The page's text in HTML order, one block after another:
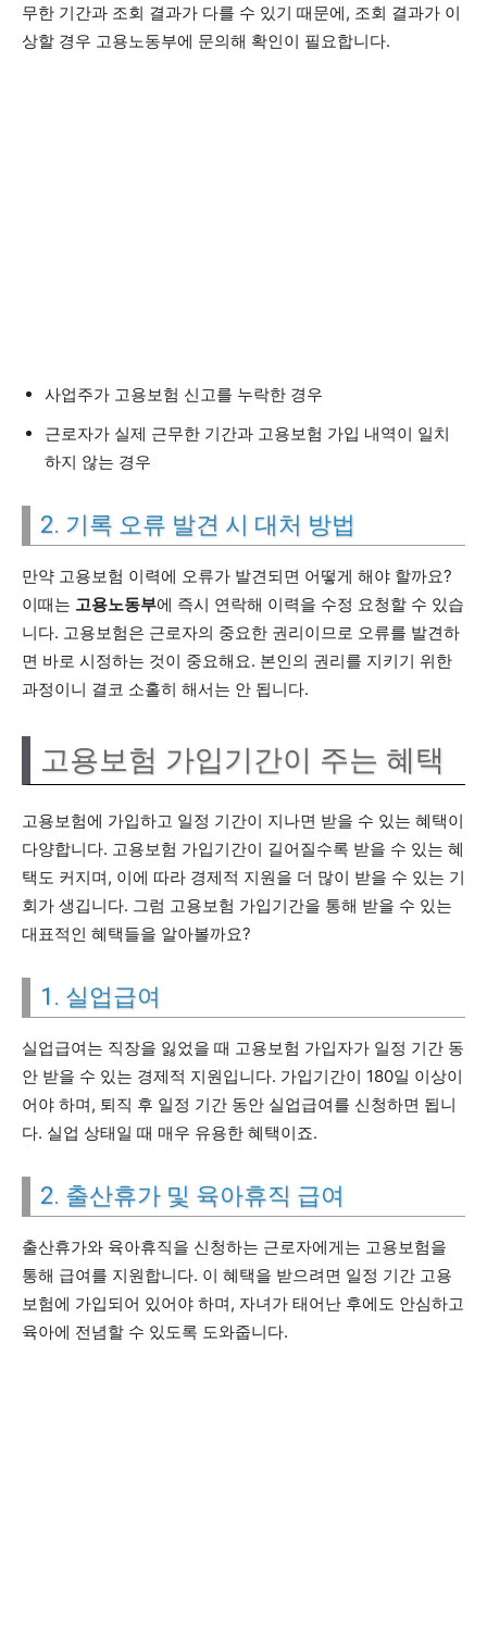
무한 기간과 조회 결과가 다를 수 있기 때문에, 조회 결과가 이
상할 경우 고용노동부에 문의해 확인이 필요합니다.
사업주가 고용보험 신고를 누락한 경우
근로자가 실제 근무한 기간과 고용보험 가입 내역이 일치
하지 않는 경우
2. 기록 오류 발견 시 대처 방법
만약 고용보험 이력에 오류가 발견되면 어떻게 해야 할까요?
이때는 고용노동부에 즉시 연락해 이력을 수정 요청할 수 있습
니다. 고용보험은 근로자의 중요한 권리이므로 오류를 발견하
면 바로 시정하는 것이 중요해요. 본인의 권리를 지키기 위한
과정이니 결코 소홀히 해서는 안 됩니다.
고용보험 가입기간이 주는 혜택
고용보험에 가입하고 일정 기간이 지나면 받을 수 있는 혜택이
다양합니다. 고용보험 가입기간이 길어질수록 받을 수 있는 혜
택도 커지며, 이에 따라 경제적 지원을 더 많이 받을 수 있는 기
회가 생깁니다. 그럼 고용보험 가입기간을 통해 받을 수 있는
대표적인 혜택들을 알아볼까요?
1. 실업급여
실업급여는 직장을 잃었을 때 고용보험 가입자가 일정 기간 동
안 받을 수 있는 경제적 지원입니다. 가입기간이 180일 이상이
어야 하며, 퇴직 후 일정 기간 동안 실업급여를 신청하면 됩니
다. 실업 상태일 때 매우 유용한 혜택이죠.
2. 출산휴가 및 육아휴직 급여
출산휴가와 육아휴직을 신청하는 근로자에게는 고용보험을
통해 급여를 지원합니다. 이 혜택을 받으려면 일정 기간 고용
보험에 가입되어 있어야 하며, 자녀가 태어난 후에도 안심하고
육아에 전념할 수 있도록 도와줍니다.